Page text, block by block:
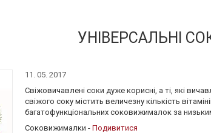
УНІВЕРСАЛЬНІ
11. 05. 2017
Свіжовичавлені соки дуже корисні, а ті, які
свіжого соку містить величезну кількість
багатофункціональних соковижималок за
Соковижималки - Подивитися